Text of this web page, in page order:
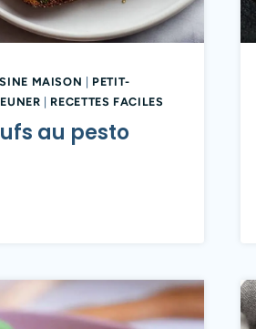
MAISON | PETIT-
| RECETTES FACILES
au pesto